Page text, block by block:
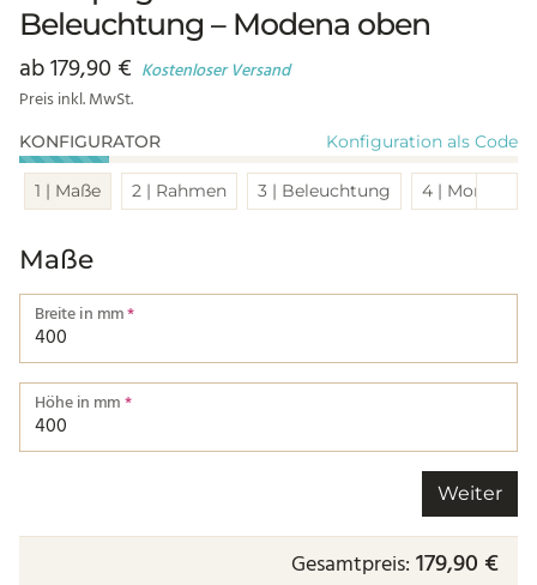
Beleuchtung – Modena oben
ab179,90 € Kostenloser Versand
Preis inkl. MwSt.
KONFIGURATOR Konfiguration als Code
1 | Maße 2 | Rahmen 3 | Beleuchtung 4 | Montage
Maße
Breite in mm*
Breite von einer Kante bis zur nächsten.
Höhe in mm*
Weiter
Gesamtpreis: 179,90 €